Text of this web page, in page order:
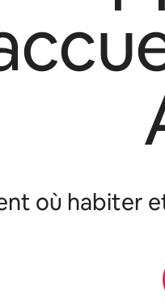
où habiter